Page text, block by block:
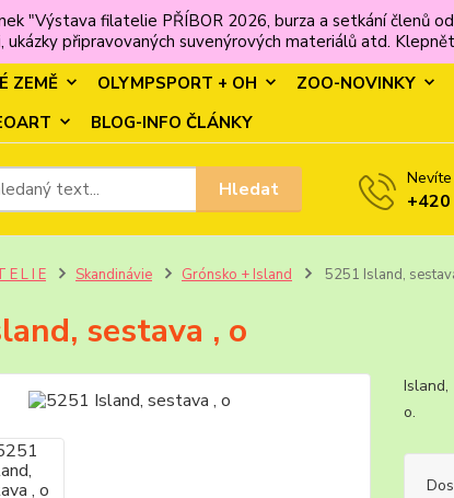
"Výstava filatelie PŘÍBOR 2026, burza a setkání členů
připravovaných suvenýrových materiálů atd.
ZEMĚ OLYMPSPORT + OH
ZOO-NOVINKY
BLOG-INFO ČLÁNKY
Hledat
E L I E Skandinávie Grónsko + Island 5251 Island,
sestava , o
o.